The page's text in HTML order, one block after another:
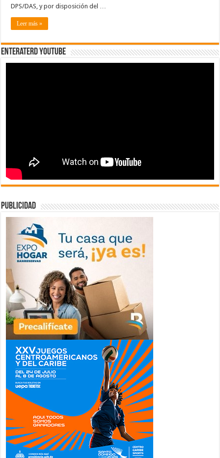
DPS/DAS, y por disposición del …
Leer más »
EnterateRD YOUTUBE
publicidad